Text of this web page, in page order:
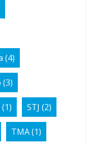
(4)
(3)
(1) STJ (2)
TMA(1)